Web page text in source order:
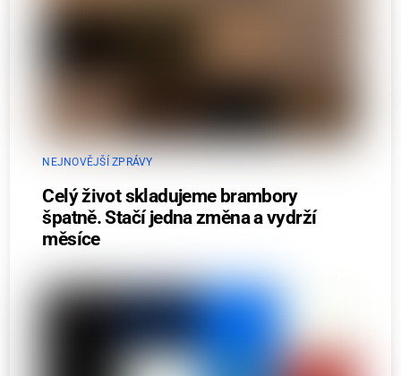
NEJNOVĚJŠÍ ZPRÁVY
Celý život skladujeme brambory
špatně. Stačí jedna změna a vydrží
měsíce